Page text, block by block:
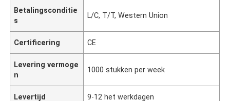
Betalingsconditie
s
L/C, T/T, Western Union
Certificering CE
Levering vermoge
n
1000 stukken per week
Levertijd 9-12 het werkdagen